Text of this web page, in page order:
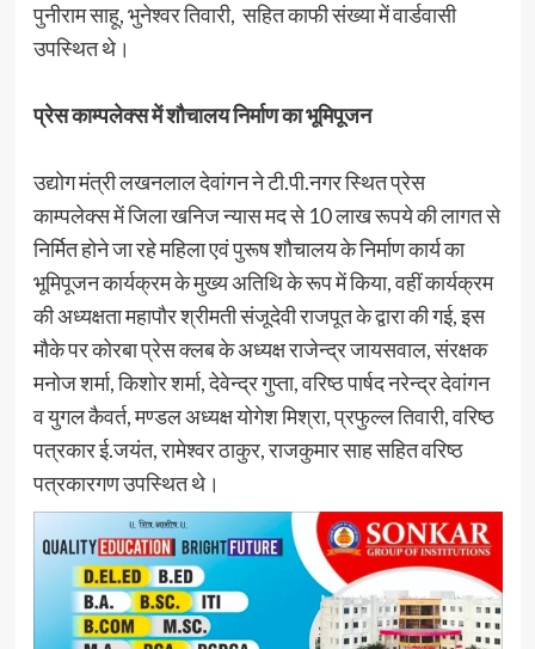
पुनीराम साहू, भुनेश्वर तिवारी, सहित काफी संख्या में वार्डवासी
उपस्थित थे।
प्रेस काम्पलेक्स में शौचालय निर्माण का भूमिपूजन
उद्योग मंत्री लखनलाल देवांगन ने टी.पी.नगर स्थित प्रेस
काम्पलेक्स में जिला खनिज न्यास मद से 10 लाख रूपये की लागत से
निर्मित होने जा रहे महिला एवं पुरूष शौचालय के निर्माण कार्य का
भूमिपूजन कार्यक्रम के मुख्य अतिथि के रूप में किया, वहीं कार्यक्रम
की अध्यक्षता महापौर श्रीमती संजूदेवी राजपूत के द्वारा की गई, इस
मौके पर कोरबा प्रेस क्लब के अध्यक्ष राजेन्द्र जायसवाल, संरक्षक
मनोज शर्मा, किशोर शर्मा, देवेन्द्र गुप्ता, वरिष्ठ पार्षद नरेन्द्र देवांगन
व युगल कैवर्त, मण्डल अध्यक्ष योगेश मिश्रा, प्रफुल्ल तिवारी, वरिष्ठ
पत्रकार ई.जयंत, रामेश्वर ठाकुर, राजकुमार साह सहित वरिष्ठ
पत्रकारगण उपस्थित थे।